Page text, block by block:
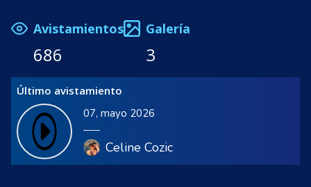
Avistamientos
686
Galería
3
Último avistamiento
07, mayo 2026
Celine Cozic